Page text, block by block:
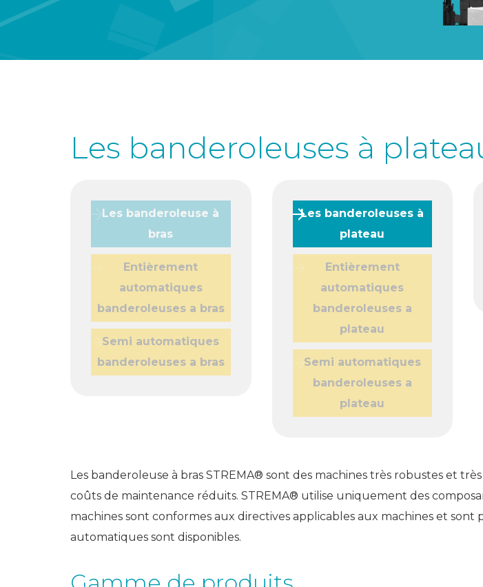
Les banderoleuses à
Les banderoleuse à
bras
Entièrement
automatiques
banderoleuses a bras
Semi automatiques
banderoleuses a bras
Les banderoleuses à
plateau
Entièrement
automatiques
banderoleuses a
plateau
Semi automatiques
banderoleuses a
plateau
Les banderoleuse à bras STREMA® sont des machines très robustes et
coûts de maintenance réduits. STREMA® utilise uniquement des
machines sont conformes aux directives applicables aux machines et
automatiques sont disponibles.